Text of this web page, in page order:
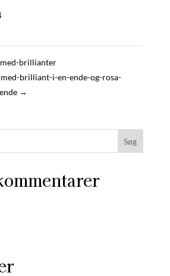
brillianter
brilliant-i-en-ende-og-rosa-
→